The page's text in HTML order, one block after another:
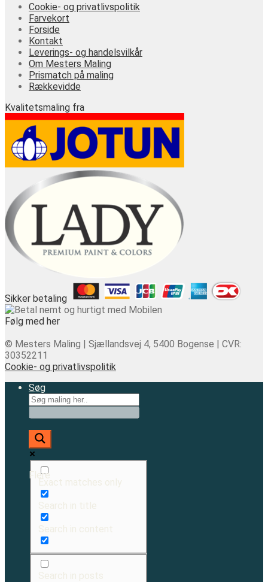
Cookie- og privatlivspolitik
Farvekort
Forside
Kontakt
Leverings- og handelsvilkår
Om Mesters Maling
Prismatch på maling
Rækkevidde
Kvalitetsmaling fra
Sikker betaling
Følg med her
© Mesters Maling | Sjællandsvej 4, 5400 Bogense | CVR:
30352211
Cookie- og privatlivspolitik
Søg
Flere
Exact matches only
Search in title
Search in content
Search in posts